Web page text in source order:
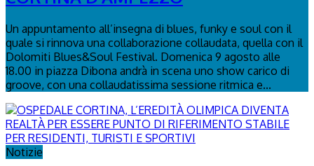
Un appuntamento all’insegna di blues, funky e soul con il
quale si rinnova una collaborazione collaudata, quella con il
Dolomiti Blues&Soul Festival. Domenica 9 agosto alle
18.00 in piazza Dibona andrà in scena uno show carico di
groove, con una collaudatissima sessione ritmica e...
Notizie